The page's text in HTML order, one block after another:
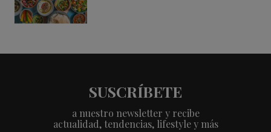
SUSCRÍBETE
a nuestro newsletter y recibe
actualidad, tendencias, lifestyle y más